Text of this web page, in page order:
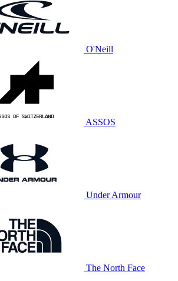
O'Neill
ASSOS
Under Armour
The North Face